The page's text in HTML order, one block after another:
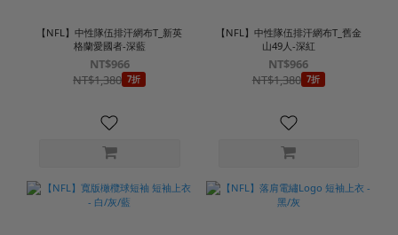
【NFL】中性隊伍排汗網布T_新英
格蘭愛國者-深藍
NT$966
NT$1,380 7折
【NFL】中性隊伍排汗網布T_舊金
山49人-深紅
NT$966
NT$1,380 7折